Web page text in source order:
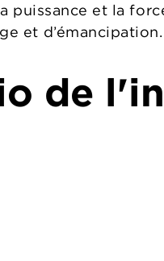
et la
et d’émancipation.
de